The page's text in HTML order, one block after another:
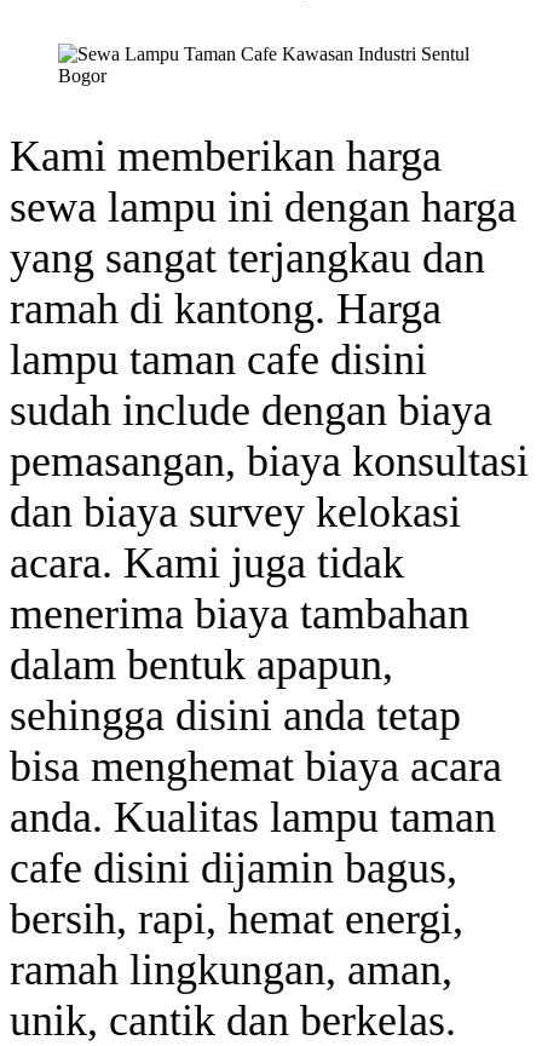
Kami memberikan harga
sewa lampu ini dengan harga
yang sangat terjangkau dan
ramah di kantong. Harga
lampu taman cafe disini
sudah include dengan biaya
pemasangan, biaya konsultasi
dan biaya survey kelokasi
acara. Kami juga tidak
menerima biaya tambahan
dalam bentuk apapun,
sehingga disini anda tetap
bisa menghemat biaya acara
anda. Kualitas lampu taman
cafe disini dijamin bagus,
bersih, rapi, hemat energi,
ramah lingkungan, aman,
unik, cantik dan berkelas.